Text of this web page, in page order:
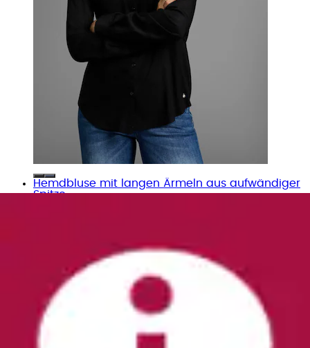
Hemdbluse mit langen Ärmeln aus aufwändiger
Spitze